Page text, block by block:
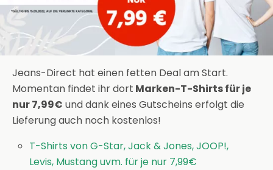
Jeans-Direct hat einen fetten Deal am Start.
Momentan findet ihr dort Marken-T-Shirts für je
nur 7,99€ und dank eines Gutscheins erfolgt die
Lieferung auch noch kostenlos!
T-Shirts von G-Star, Jack & Jones, JOOP!,
Levis, Mustang uvm. für je nur 7,99€